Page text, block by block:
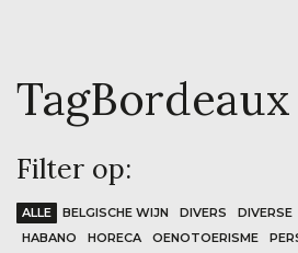
TagBordeaux
Filter op:
ALLE BELGISCHE WIJN DIVERS DIVERSE
HABANO
HORECA OENOTOERISME